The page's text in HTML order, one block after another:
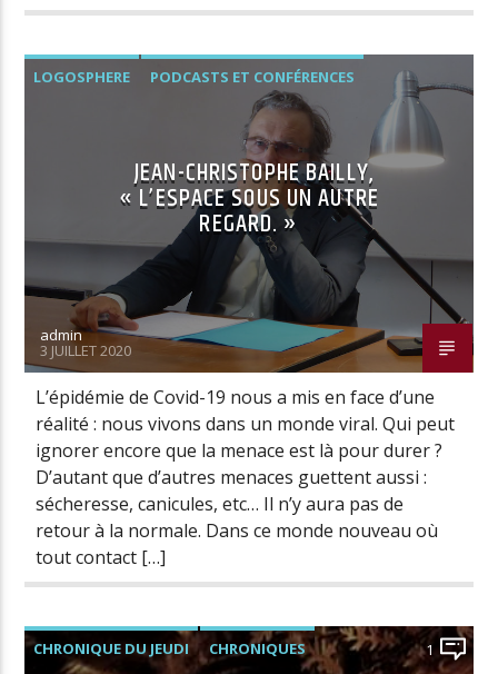
LOGOSPHERE PODCASTS ET CONFÉRENCES
JEAN-CHRISTOPHE BAILLY,
« L’ESPACE SOUS UN AUTRE
REGARD. »
admin
3 JUILLET 2020
L’épidémie de Covid-19 nous a mis en face d’une
réalité : nous vivons dans un monde viral. Qui peut
ignorer encore que la menace est là pour durer ?
D’autant que d’autres menaces guettent aussi :
sécheresse, canicules, etc… Il n’y aura pas de
retour à la normale. Dans ce monde nouveau où
tout contact […]
CHRONIQUE DU JEUDI CHRONIQUES 1